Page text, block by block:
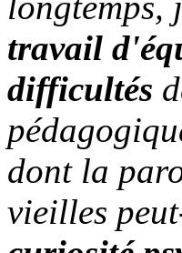
travail
difficultés
dont la
vieilles